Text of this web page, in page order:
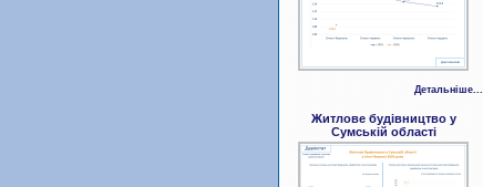
Детальніше...
Житлове будівництво у
Сумській області